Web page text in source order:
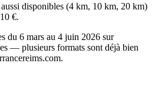
disponibles (4 km, 10 km, 20 km)
€.
du 6 mars au 4 juin 2026 sur
— plusieurs formats sont déjà bien